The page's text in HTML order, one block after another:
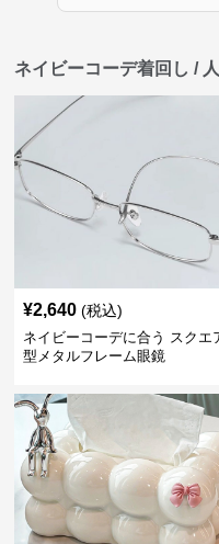
ネイビーコーデ着回し /
¥2,640 (税込)
ネイビーコーデに合う スクエ
型メタルフレーム眼鏡